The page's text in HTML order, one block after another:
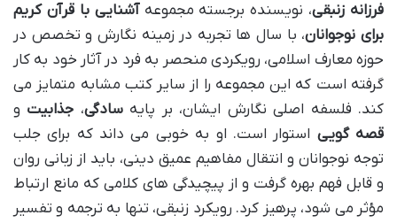
فرزانه زنبقی، نویسنده برجسته مجموعهآشنایی با قرآن کریم
برای نوجوانان، با سال ها تجربه در زمینه نگارش و تخصص در
حوزه معارف اسلامی، رویکردی منحصر به فرد در آثار خود به کار
گرفته است که این مجموعه را از سایر کتب مشابه متمایز می
کند. فلسفه اصلی نگارش ایشان، بر پایهسادگی، جذابیت و
قصه گویی استوار است. او به خوبی می داند که برای جلب
توجه نوجوانان و انتقال مفاهیم عمیق دینی، باید از زبانی روان
و قابل فهم بهره گرفت و از پیچیدگی های کلامی که مانع ارتباط
مؤثر می شود، پرهیز کرد. رویکرد زنبقی، تنها به ترجمه و تفسیر